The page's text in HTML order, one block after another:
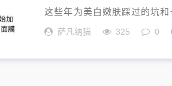
这些年为美白嫩肤踩过的坑
偏方...萨凡纳猫 325 0